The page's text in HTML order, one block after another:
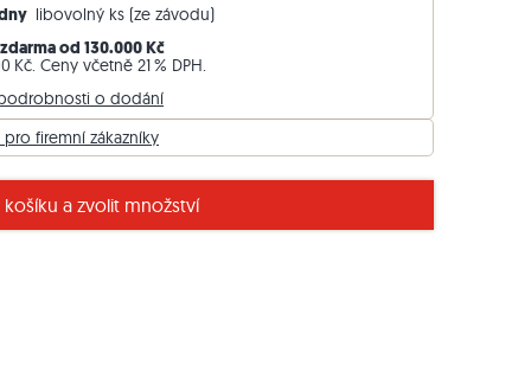
Travníkový obrubník z bazaltu
Miak
libovolný ks (ze závodu)
od 130.000 Kč
Kč. Ceny včetně 21 % DPH.
o dodání
pro firemní zákazníky
košíku a zvolit množství